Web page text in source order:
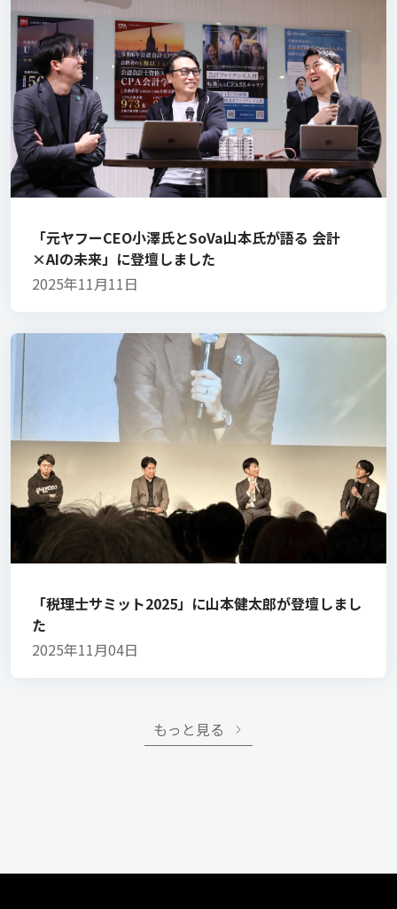
「元ヤフーCEO小澤氏とSoVa山本氏が語る 会計
×AIの未来」に登壇しました
2025年11月11日
「税理士サミット2025」に山本健太郎が登壇しまし
た
2025年11月04日
もっと見る